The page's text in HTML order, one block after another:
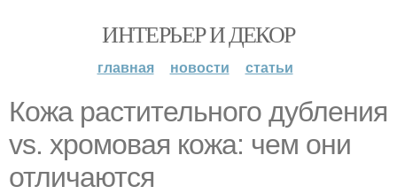
ИНТЕРЬЕР И ДЕКОР
главная новости статьи
Кожа растительного дубления
vs. хромовая кожа: чем они
отличаются